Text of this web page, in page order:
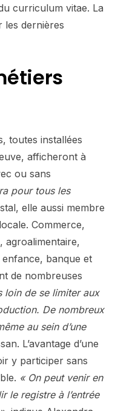
curriculum vitae. La
les dernières
toutes installées
afficheront à
ou sans
pour tous les
elle aussi membre
Commerce,
agroalimentaire,
banque et
de nombreuses
loin de se limiter aux
De nombreux
au sein d’une
L’avantage d’une
y participer sans
« On peut venir en
le registre à l’entrée